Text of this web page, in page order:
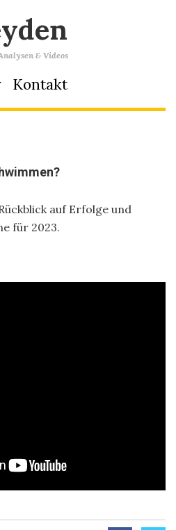
& Videos
Kontakt
auf Erfolge und
für 2023.